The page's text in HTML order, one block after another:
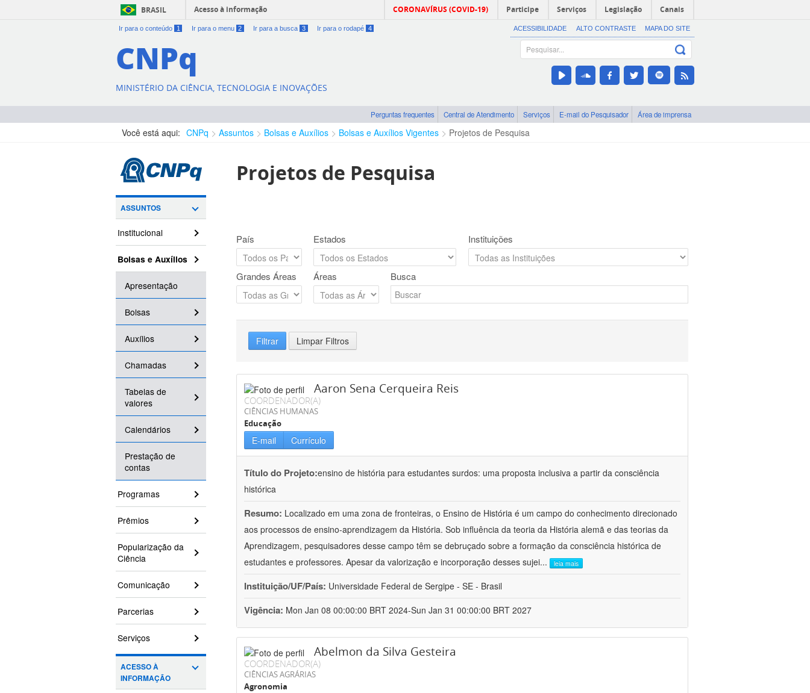
BRASIL Acesso à informação CORONAVÍRUS (COVID-19) Participe Serviços Legislação Canais
Ir para o conteúdo 1 Ir para o menu 2 Ir para a busca 3 Ir para o rodapé 4 ACESSIBILIDADE ALTO CONTRASTE MAPA DO SITE
CNPq
MINISTÉRIO DA CIÊNCIA, TECNOLOGIA E INOVAÇÕES
Perguntas frequentes Central de Atendimento Serviços E-mail do Pesquisador Área de imprensa
Você está aqui: CNPq Assuntos Bolsas e Auxílios Bolsas e Auxílios Vigentes Projetos de Pesquisa
ASSUNTOS
Institucional
Bolsas e Auxílios
Apresentação
Bolsas
Auxílios
Chamadas
Tabelas de
valores
Calendários
Prestação de
contas
Programas
Prêmios
Popularização da
Ciência
Comunicação
Parcerias
Serviços
ACESSO À
INFORMAÇÃO
Projetos de Pesquisa
País Estados Instituições
Grandes Áreas Áreas Busca
Filtrar Limpar Filtros
Aaron Sena Cerqueira Reis
COORDENADOR(A)
CIÊNCIAS HUMANAS
Educação
E-mail Currículo
Título do Projeto:ensino de história para estudantes surdos: uma proposta inclusiva a partir da consciência
histórica
Resumo: Localizado em uma zona de fronteiras, o Ensino de História é um campo do conhecimento direcionado
aos processos de ensino-aprendizagem da História. Sob influência da teoria da História alemã e das teorias da
Aprendizagem, pesquisadores desse campo têm se debruçado sobre a formação da consciência histórica de
estudantes e professores. Apesar da valorização e incorporação desses sujei... leia mais
Instituição/UF/País: Universidade Federal de Sergipe - SE - Brasil
Vigência: Mon Jan 08 00:00:00 BRT 2024-Sun Jan 31 00:00:00 BRT 2027
Abelmon da Silva Gesteira
COORDENADOR(A)
CIÊNCIAS AGRÁRIAS
Agronomia